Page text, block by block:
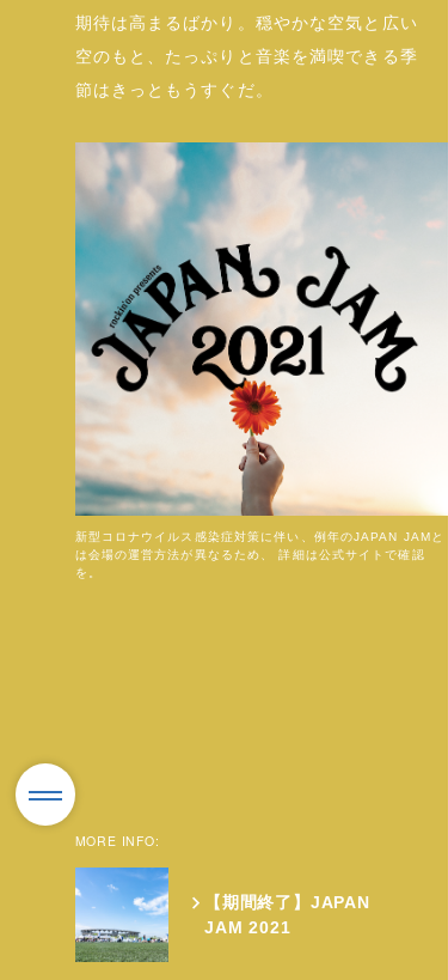
期待は高まるばかり。穏やかな空気と広い
空のもと、たっぷりと音楽を満喫できる季
節はきっともうすぐだ。
新型コロナウイルス感染症対策に伴い、例年のJAPAN JAMと
は会場の運営方法が異なるため、 詳細は公式サイトで確認
を。
MORE INFO:
【期間終了】JAPAN
JAM 2021